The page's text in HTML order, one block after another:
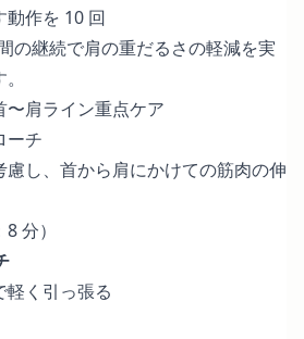
動作を 10 回
の継続で肩の重だるさの軽減を実
〜肩ライン重点ケア
ーチ
し、首から肩にかけての筋肉の伸
分）
く引っ張る